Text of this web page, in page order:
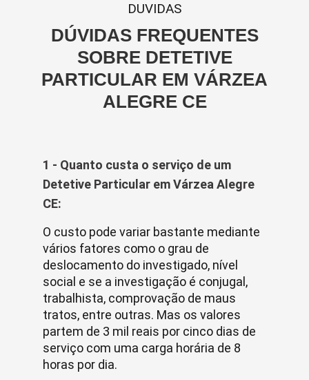
DUVIDAS
DÚVIDAS FREQUENTES
SOBRE DETETIVE
PARTICULAR EM VÁRZEA
ALEGRE CE
1 - Quanto custa o serviço de um
Detetive Particular em Várzea Alegre
CE:
O custo pode variar bastante mediante
vários fatores como o grau de
deslocamento do investigado, nível
social e se a investigação é conjugal,
trabalhista, comprovação de maus
tratos, entre outras. Mas os valores
partem de 3 mil reais por cinco dias de
serviço com uma carga horária de 8
horas por dia.